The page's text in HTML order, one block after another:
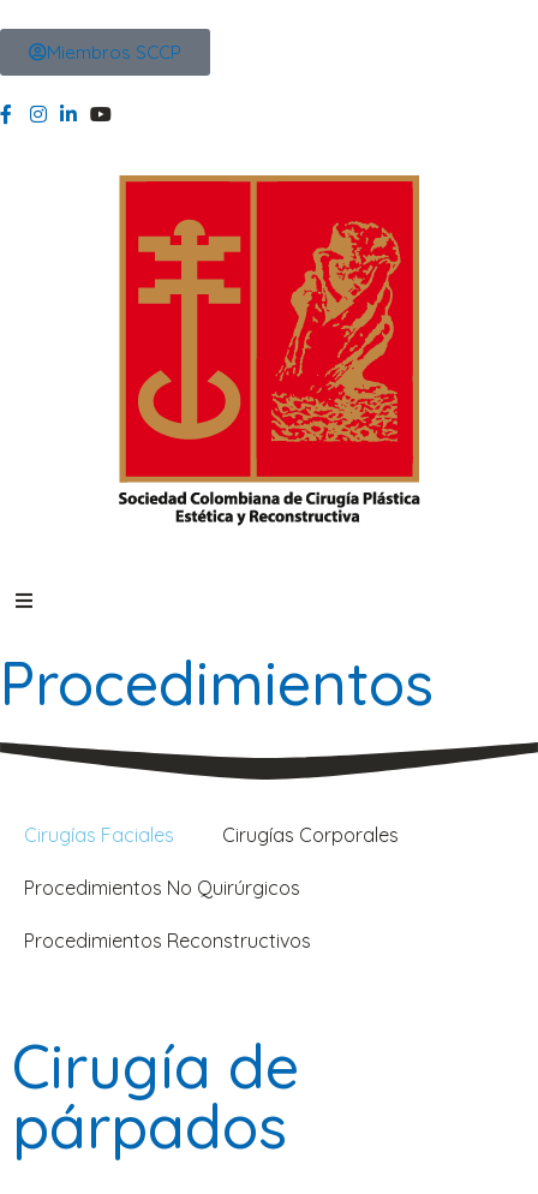
Miembros SCCP
Procedimientos
Cirugías Faciales Cirugías Corporales
Procedimientos No Quirúrgicos
Procedimientos Reconstructivos
Cirugía de
párpados